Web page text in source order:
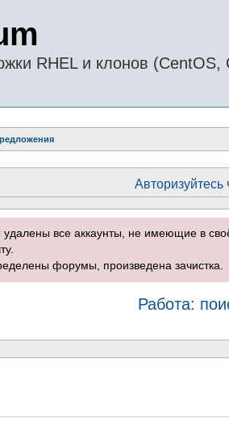
RHEL и клонов (CentOS,
Авторизуйтесь
все аккаунты, не имеющие в
форумы, произведена зачистка.
Работа: